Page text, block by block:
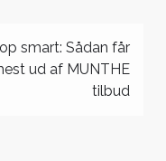
smart: Sådan får
ud af MUNTHE
tilbud